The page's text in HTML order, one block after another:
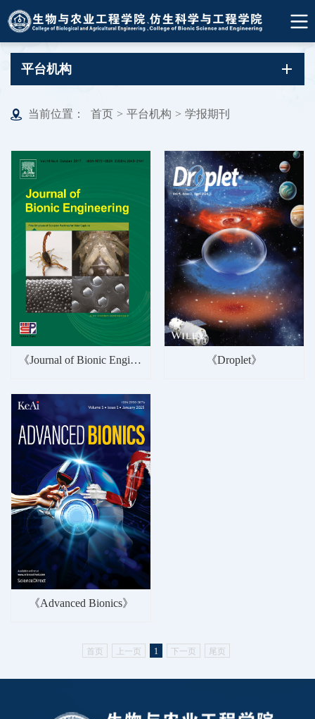
平台机构
当前位置： 首页 > 平台机构 > 学报期刊
《Journal of Bionic Engineering》 《Droplet》
《Advanced Bionics》
首页 上一页 1 下一页 尾页